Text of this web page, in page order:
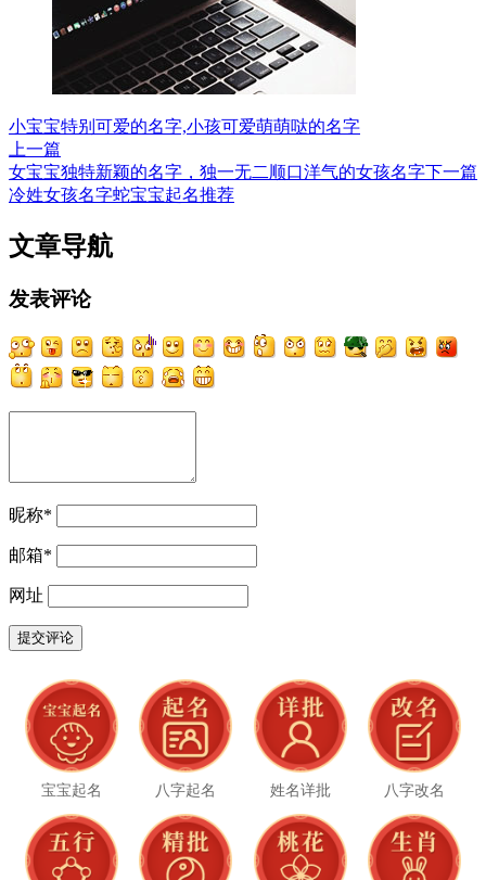
小宝宝特别可爱的名字,小孩可爱萌萌哒的名字
上一篇
女宝宝独特新颖的名字，独一无二顺口洋气的女孩名字下一篇
冷姓女孩名字蛇宝宝起名推荐
文章导航
发表评论
昵称*
邮箱*
网址
宝宝起名 八字起名 姓名详批 八字改名